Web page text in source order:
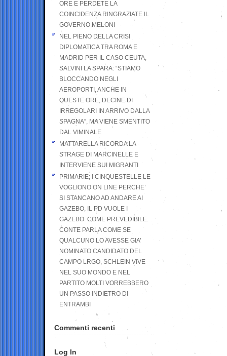
ORE E PERDETE LA
COINCIDENZA RINGRAZIATE IL
GOVERNO MELONI
NEL PIENO DELLA CRISI
DIPLOMATICA TRA ROMA E
MADRID PER IL CASO CEUTA,
SALVINI LA SPARA: “STIAMO
BLOCCANDO NEGLI
AEROPORTI, ANCHE IN
QUESTE ORE, DECINE DI
IRREGOLARI IN ARRIVO DALLA
SPAGNA”, MA VIENE SMENTITO
DAL VIMINALE
MATTARELLA RICORDA LA
STRAGE DI MARCINELLE E
INTERVIENE SUI MIGRANTI
PRIMARIE; I CINQUESTELLE LE
VOGLIONO ON LINE PERCHE’
SI STANCANO AD ANDARE AI
GAZEBO, IL PD VUOLE I
GAZEBO. COME PREVEDIBILE:
CONTE PARLA COME SE
QUALCUNO LO AVESSE GIA’
NOMINATO CANDIDATO DEL
CAMPO LRGO, SCHLEIN VIVE
NEL SUO MONDO E NEL
PARTITO MOLTI VORREBBERO
UN PASSO INDIETRO DI
ENTRAMBI
Commenti recenti
Log In